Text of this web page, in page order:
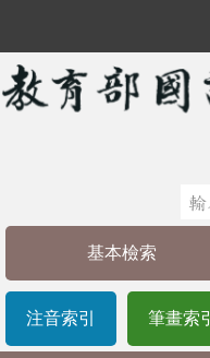
基本檢索
注音索引 筆畫索引